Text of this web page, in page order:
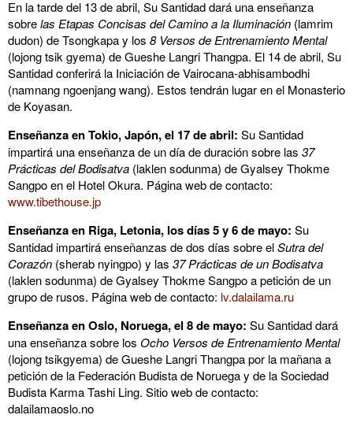
En la tarde del 13 de abril, Su Santidad dará una enseñanza
sobrelas Etapas Concisas del Camino a la Iluminación (lamrim
dudon) de Tsongkapa y los 8 Versos de Entrenamiento Mental
(lojong tsik gyema) de Gueshe Langri Thangpa. El 14 de abril, Su
Santidad conferirá la Iniciación de Vairocana-abhisambodhi
(namnang ngoenjang wang). Estos tendrán lugar en el Monasterio
de Koyasan.
Enseñanza en Tokio, Japón, el 17 de abril: Su Santidad
impartirá una enseñanza de un día de duración sobre las 37
Prácticas del Bodisatva (laklen sodunma) de Gyalsey Thokme
Sangpo en el Hotel Okura. Página web de contacto:
www.tibethouse.jp
Enseñanza en Riga, Letonia, los días 5 y 6 de mayo: Su
Santidad impartirá enseñanzas de dos días sobre elSutra del
Corazón (sherab nyingpo) y las 37 Prácticas de un Bodisatva
(laklen sodunma) de Gyalsey Thokme Sangpo a petición de un
grupo de rusos. Página web de contacto: lv.dalailama.ru
Enseñanza en Oslo, Noruega, el 8 de mayo: Su Santidad dará
una enseñanza sobre los Ocho Versos de Entrenamiento Mental
(lojong tsikgyema) de Gueshe Langri Thangpa por la mañana a
petición de la Federación Budista de Noruega y de la Sociedad
Budista Karma Tashi Ling. Sitio web de contacto:
dalailamaoslo.no